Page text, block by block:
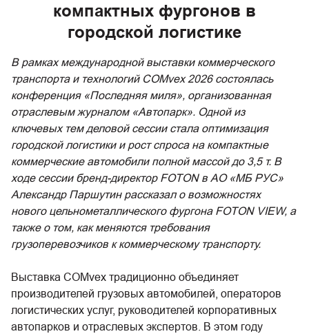
компактных фургонов в
городской логистике
В рамках международной выставки коммерческого
транспорта и технологий COMvex 2026 состоялась
конференция «Последняя миля», организованная
отраслевым журналом «Автопарк». Одной из
ключевых тем деловой сессии стала оптимизация
городской логистики и рост спроса на компактные
коммерческие автомобили полной массой до 3,5 т. В
ходе сессии бренд-директор FOTON в АО «МБ РУС»
Александр Паршутин рассказал о возможностях
нового цельнометаллического фургона FOTON VIEW, а
также о том, как меняются требования
грузоперевозчиков к коммерческому транспорту.
Выставка COMvex традиционно объединяет
производителей грузовых автомобилей, операторов
логистических услуг, руководителей корпоративных
автопарков и отраслевых экспертов. В этом году